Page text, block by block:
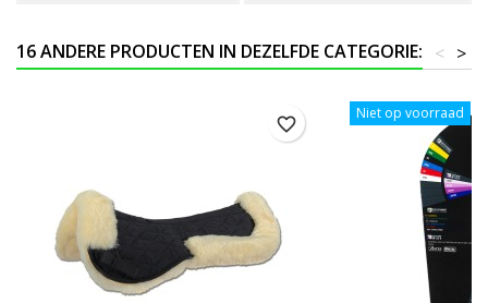
16 ANDERE PRODUCTEN IN DEZELFDE CATEGORIE: >
<
favorite_border
Niet op voorraad